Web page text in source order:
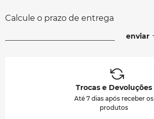
Calcule o prazo de entrega
Trocas e Devoluções
Até 7 dias após receber os
produtos